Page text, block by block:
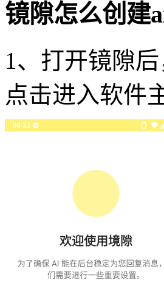
镜隙怎么创建
1、打开镜隙
点击进入软件